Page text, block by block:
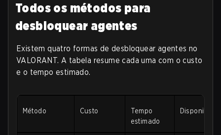
Todos os métodos para
desbloquear agentes
Existem quatro formas de desbloquear agentes no
VALORANT. A tabela resume cada uma com o custo
e o tempo estimado.
Método Custo
Tempo
estimado